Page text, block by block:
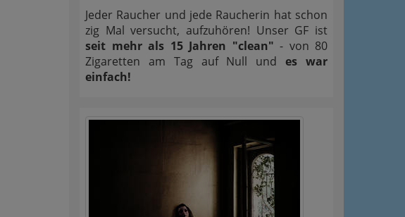
Jeder Raucher und jede Raucherin hat schon
zig Mal versucht, aufzuhören! Unser GF ist
seit mehr als 15 Jahren "clean" - von 80
Zigaretten am Tag auf Null undes war
einfach!